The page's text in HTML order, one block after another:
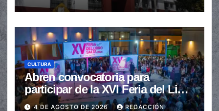
CULTURA
Abren convocatoria para
participar de la XVI Feria del Libro
de Salta
4 DE AGOSTO DE 2026 REDACCIÓN